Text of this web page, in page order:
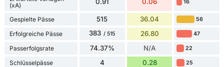
(xA)
0.91 0.06 16
Gespielte Pässe 515 36.04 56
Erfolgreiche Pässe 383 / 515 26.80 47
Passerfolgsrate 74.37% N/A 22
Schlüsselpässe 4 0.28 25